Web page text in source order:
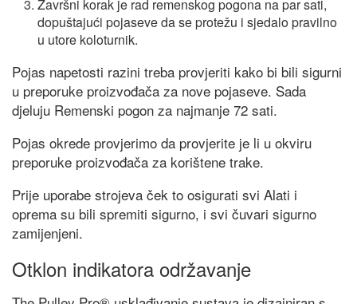
Završni korak je rad remenskog pogona na par sati,
dopuštajući pojaseve da se protežu i sjedalo pravilno
u utore koloturnik.
Pojas napetosti razini treba provjeriti kako bi bili sigurni
u preporuke proizvođača za nove pojaseve. Sada
djeluju Remenski pogon za najmanje 72 sati.
Pojas okrede provjerimo da provjerite je li u okviru
preporuke proizvođača za korištene trake.
Prije uporabe strojeva ček to osigurati svi Alati i
oprema su bili spremiti sigurno, i svi čuvari sigurno
zamijenjeni.
Otklon indikatora održavanje